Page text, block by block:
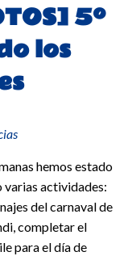
5º
los
hemos estado
varias actividades:
del carnaval de
completar el
para el día de